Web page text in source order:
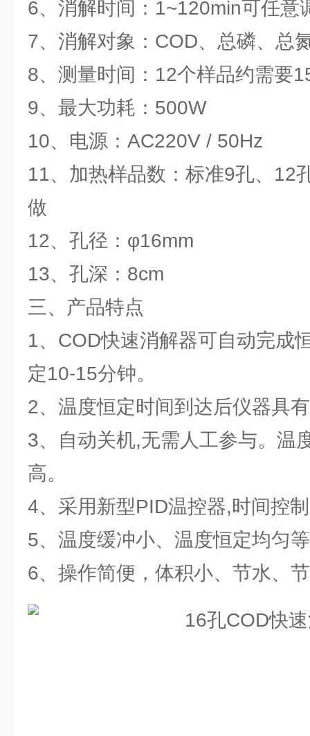
6、消解时间：1~120min可任意
7、消解对象：COD、总磷、总
8、测量时间：12个样品约需要
9、 最大功耗：500W
10、电源：AC220V / 50Hz
11、加热样品数：标准9孔、12
做
12、孔径：φ16mm
13、孔深：8cm
三、产品特点
1、COD快速消解器可自动完成
定10-15分钟。
2、温度恒定时间到达后仪器具
3、自动关机,无需人工参与。温
高。
4、采用新型PID温控器,时间控
5、温度缓冲小、温度恒定均匀
6、操作简便，体积小、节水、